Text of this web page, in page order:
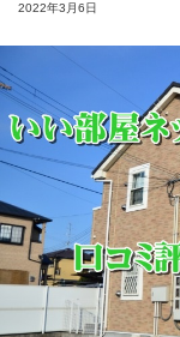
2022年3月6日